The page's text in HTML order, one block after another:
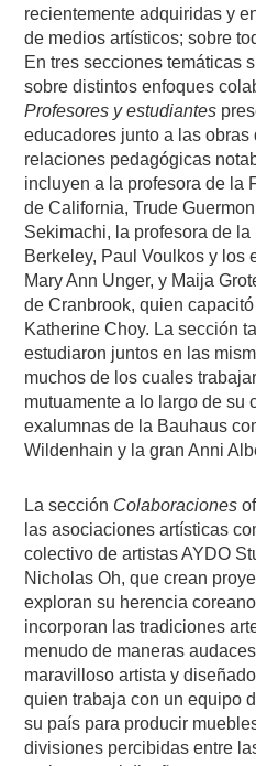
recientemente adquiridas y
de medios artísticos; sobre
En tres secciones temáticas
sobre distintos enfoques
Profesores y estudiantes
educadores junto a las obras
relaciones pedagógicas
incluyen a la profesora de la
de California, Trude
Sekimachi, la profesora de
Berkeley, Paul Voulkos y los
Mary Ann Unger, y Maija
de Cranbrook, quien
Katherine Choy. La sección
estudiaron juntos en las
muchos de los cuales
mutuamente a lo largo de su
exalumnas de la Bauhaus
Wildenhain y la gran Anni
La sección Colaboraciones
las asociaciones artísticas
colectivo de artistas AYDO
Nicholas Oh, que crean
exploran su herencia
incorporan las tradiciones
menudo de maneras
maravilloso artista y
quien trabaja con un equipo
su país para producir
divisiones percibidas entre